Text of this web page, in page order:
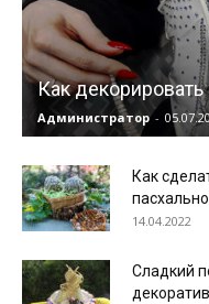
Как
Администратор -
Как
14.04.2022
Сладкий